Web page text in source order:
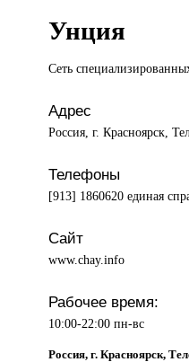
Унция
Сеть
Адрес
Россия, г. Красноярск,
Телефоны
[913] 1860620 единая
Сайт
www.chay.info
Рабочее время:
10:00-22:00 пн-вс
Россия, г. Красноярск,